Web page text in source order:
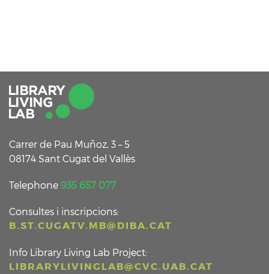
Carrer de Pau Muñoz, 3 – 5
08174 Sant Cugat del Vallès
Telephone 935 657 077
Consultes i inscripcions:
B.ST.CUGATV.MB@DIBA.CAT
Info Library Living Lab Project:
LIBRARYLIVINGLAB@CVC.UAB.CAT